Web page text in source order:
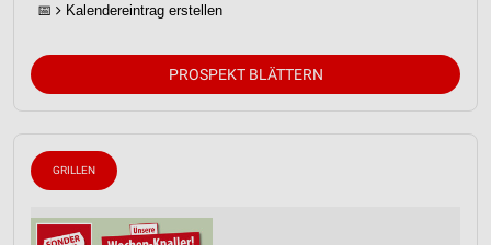
📅 Kalendereintrag erstellen
PROSPEKT BLÄTTERN
GRILLEN